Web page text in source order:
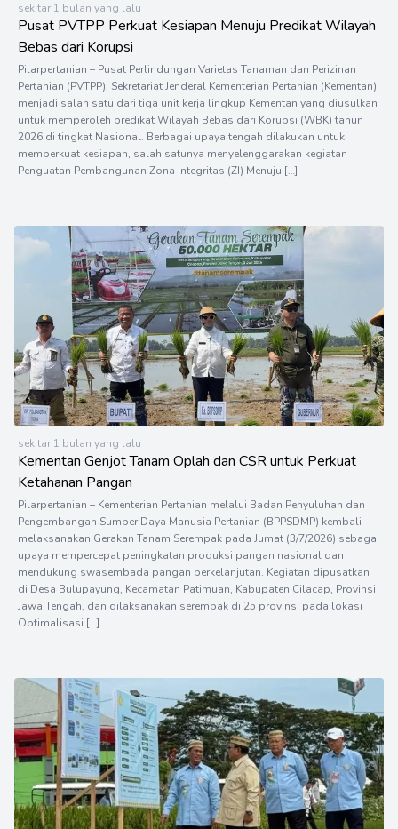
sekitar 1 bulan yang lalu
Pusat PVTPP Perkuat Kesiapan Menuju Predikat Wilayah
Bebas dari Korupsi
Pilarpertanian – Pusat Perlindungan Varietas Tanaman dan Perizinan
Pertanian (PVTPP), Sekretariat Jenderal Kementerian Pertanian (Kementan)
menjadi salah satu dari tiga unit kerja lingkup Kementan yang diusulkan
untuk memperoleh predikat Wilayah Bebas dari Korupsi (WBK) tahun
2026 di tingkat Nasional. Berbagai upaya tengah dilakukan untuk
memperkuat kesiapan, salah satunya menyelenggarakan kegiatan
Penguatan Pembangunan Zona Integritas (ZI) Menuju […]
sekitar 1 bulan yang lalu
Kementan Genjot Tanam Oplah dan CSR untuk Perkuat
Ketahanan Pangan
Pilarpertanian – Kementerian Pertanian melalui Badan Penyuluhan dan
Pengembangan Sumber Daya Manusia Pertanian (BPPSDMP) kembali
melaksanakan Gerakan Tanam Serempak pada Jumat (3/7/2026) sebagai
upaya mempercepat peningkatan produksi pangan nasional dan
mendukung swasembada pangan berkelanjutan. Kegiatan dipusatkan
di Desa Bulupayung, Kecamatan Patimuan, Kabupaten Cilacap, Provinsi
Jawa Tengah, dan dilaksanakan serempak di 25 provinsi pada lokasi
Optimalisasi […]